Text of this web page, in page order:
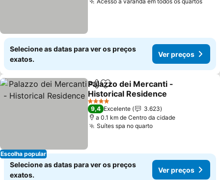
Ver
Selecione as datas para ver os preços
exatos.
Ver preços
Escolha popular
PartilharAdicionar aos favoritos
Palazzo dei Mercanti -
Historical Residence
Ver preços
4 Estrelas
9,4 Excelente
3.623
a 0.1 km de Centro da cidade
Suítes spa no quartoVer preços
Selecione as datas para ver os preços
exatos.
Ver preços